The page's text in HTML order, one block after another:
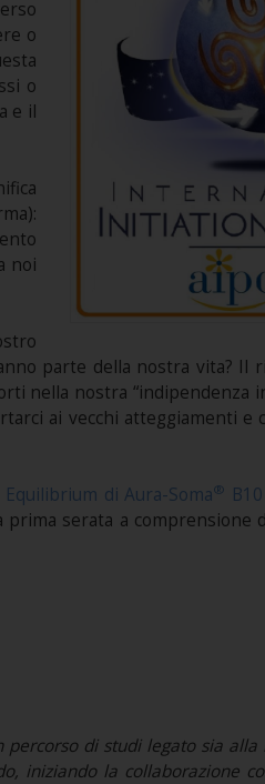
o
o
e il
noi
parte della nostra vita? Il
nella nostra “indipendenza
ai vecchi atteggiamenti e
di Aura-Soma® B10
serata a comprensione
percorso di studi legato sia
iniziando la collaborazione